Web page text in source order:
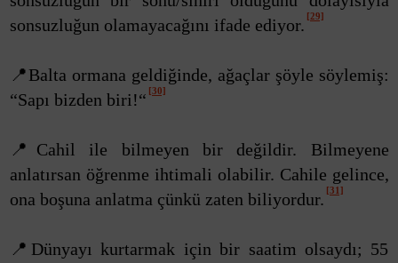
sonsuzluğun olamayacağını ifade ediyor. [29]
📍Balta ormana geldiğinde, ağaçlar şöyle söylemiş:
“Sapı bizden biri!“ [30]
📍Cahil ile bilmeyen bir değildir. Bilmeyene
anlatırsan öğrenme ihtimali olabilir. Cahile gelince,
ona boşuna anlatma çünkü zaten biliyordur. [31]
📍Dünyayı kurtarmak için bir saatim olsaydı; 55